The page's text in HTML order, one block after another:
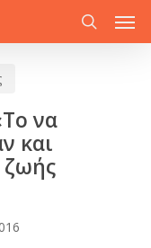
search
να
και
ζωής